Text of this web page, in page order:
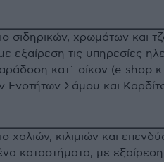
σιδηρικών, χρωμάτων και
εξαίρεση τις υπηρεσίες
κατ΄ οίκον (e-shop
Ενοτήτων Σάμου και
χαλιών, κιλιμιών και
καταστήματα, με